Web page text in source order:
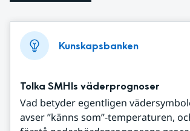
Kunskapsbanken
Tolka SMHIs väderprognoser
Vad betyder egentligen
avser ”känns som”-temperaturen,